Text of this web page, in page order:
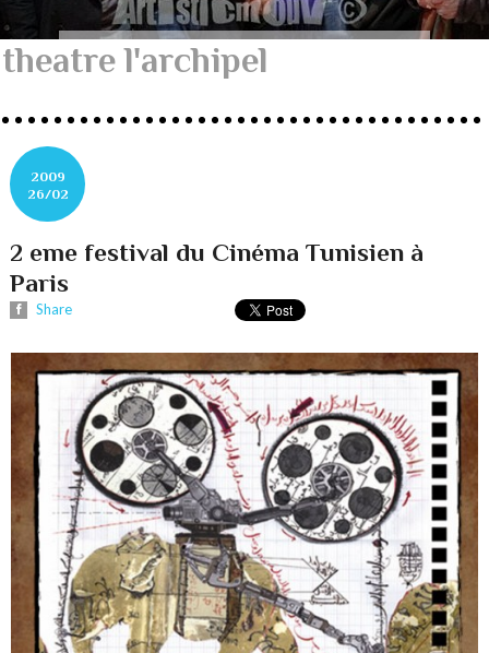
theatre l'archipel
2009
26/02
2 eme festival du Cinéma Tunisien à
Paris
Share